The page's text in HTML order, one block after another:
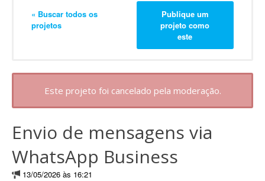
« Buscar todos os
projetos
Publique um
projeto como
este
Este projeto foi cancelado pela moderação.
Envio de mensagens via
WhatsApp Business
13/05/2026 às 16:21